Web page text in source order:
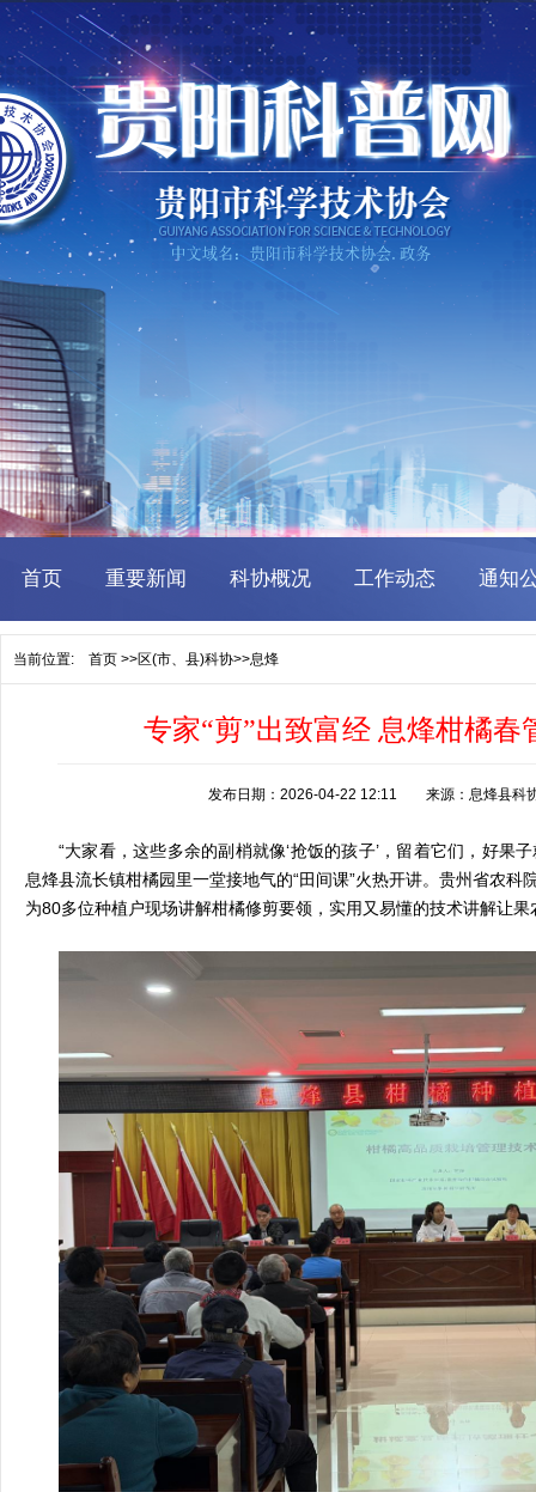
当前位置: 首页 >>区(市、县)科协>>息烽
专家“剪”出致富经 息烽柑橘春
发布日期：2026-04-22 12:11 来源：息烽县
“大家看，这些多余的副梢就像‘抢饭的孩子’，留着它们，好果
息烽县流长镇柑橘园里一堂接地气的“田间课”火热开讲。贵州省农
为80多位种植户现场讲解柑橘修剪要领，实用又易懂的技术讲解让果